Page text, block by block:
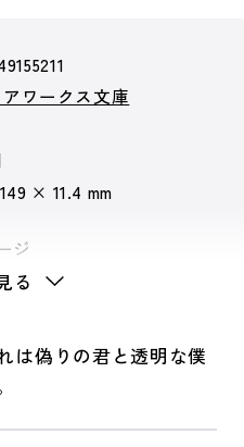
ワークス文庫
× 11.4 mm
ジ
る
偽りの君と透明な僕